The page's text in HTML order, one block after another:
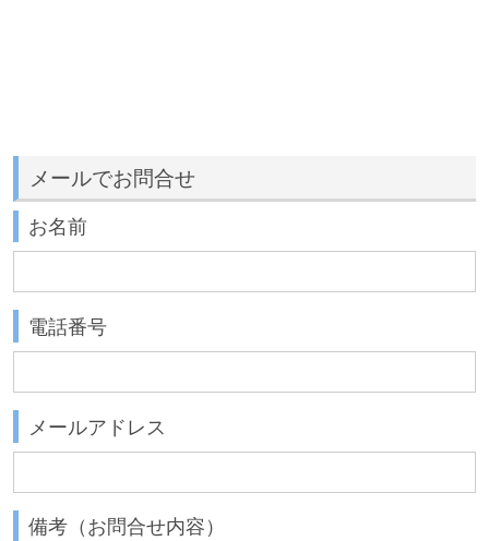
メールでお問合せ
お名前
電話番号
メールアドレス
備考（お問合せ内容）